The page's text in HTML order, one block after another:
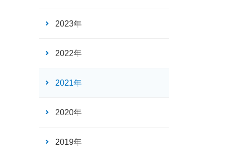
2023年
2022年
2021年
2020年
2019年